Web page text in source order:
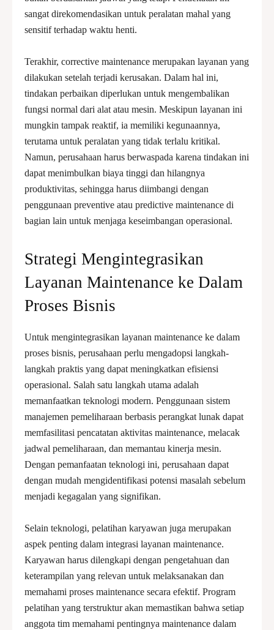
sangat direkomendasikan untuk peralatan mahal yang
sensitif terhadap waktu henti.
Terakhir, corrective maintenance merupakan layanan yang
dilakukan setelah terjadi kerusakan. Dalam hal ini,
tindakan perbaikan diperlukan untuk mengembalikan
fungsi normal dari alat atau mesin. Meskipun layanan ini
mungkin tampak reaktif, ia memiliki kegunaannya,
terutama untuk peralatan yang tidak terlalu kritikal.
Namun, perusahaan harus berwaspada karena tindakan ini
dapat menimbulkan biaya tinggi dan hilangnya
produktivitas, sehingga harus diimbangi dengan
penggunaan preventive atau predictive maintenance di
bagian lain untuk menjaga keseimbangan operasional.
Strategi Mengintegrasikan
Layanan Maintenance ke Dalam
Proses Bisnis
Untuk mengintegrasikan layanan maintenance ke dalam
proses bisnis, perusahaan perlu mengadopsi langkah-
langkah praktis yang dapat meningkatkan efisiensi
operasional. Salah satu langkah utama adalah
memanfaatkan teknologi modern. Penggunaan sistem
manajemen pemeliharaan berbasis perangkat lunak dapat
memfasilitasi pencatatan aktivitas maintenance, melacak
jadwal pemeliharaan, dan memantau kinerja mesin.
Dengan pemanfaatan teknologi ini, perusahaan dapat
dengan mudah mengidentifikasi potensi masalah sebelum
menjadi kegagalan yang signifikan.
Selain teknologi, pelatihan karyawan juga merupakan
aspek penting dalam integrasi layanan maintenance.
Karyawan harus dilengkapi dengan pengetahuan dan
keterampilan yang relevan untuk melaksanakan dan
memahami proses maintenance secara efektif. Program
pelatihan yang terstruktur akan memastikan bahwa setiap
anggota tim memahami pentingnya maintenance dalam